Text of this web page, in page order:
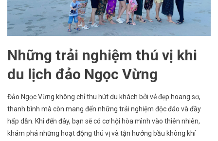
Những trải nghiệm thú vị khi
du lịch đảo Ngọc Vừng
Đảo Ngọc Vừng không chỉ thu hút du khách bởi vẻ đẹp hoang sơ,
thanh bình mà còn mang đến những trải nghiệm độc đáo và đầy
hấp dẫn. Khi đến đây, bạn sẽ có cơ hội hòa mình vào thiên nhiên,
khám phá những hoạt động thú vị và tận hưởng bầu không khí